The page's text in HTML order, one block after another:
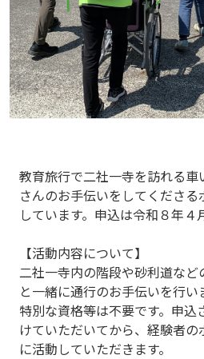
教育旅行で二社一寺を訪れる
さんのお手伝いをしてくださ
しています。申込は令和８年４
【活動内容について】
二社一寺内の階段や砂利道な
と一緒に通行のお手伝いを行い
特別な資格等は不要です。申込
けていただいてから、経験者
に活動していただきます。